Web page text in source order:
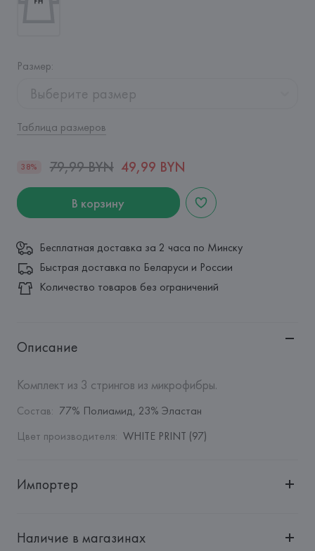
Размер:
Выберите размер
Таблица размеров
38% 79,99 BYN 49,99 BYN
В корзину
Бесплатная доставка за 2 часа по Минску
Быстрая доставка по Беларуси и России
Количество товаров без ограничений
Описание
Комплект из 3 стрингов из микрофибры.
Состав: 77% Полиамид, 23% Эластан
Цвет производителя: WHITE PRINT (97)
Импортер
"БелВиринея"
Наличие в магазинах